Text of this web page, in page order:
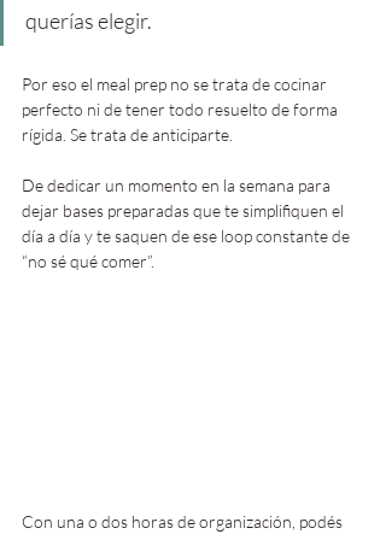
querías elegir.
Por eso el meal prep no se trata de cocinar
perfecto ni de tener todo resuelto de forma
rígida. Se trata de anticiparte.
De dedicar un momento en la semana para
dejar bases preparadas que te simplifiquen el
día a día y te saquen de ese loop constante de
“no sé qué comer”.
Con una o dos horas de organización, podés